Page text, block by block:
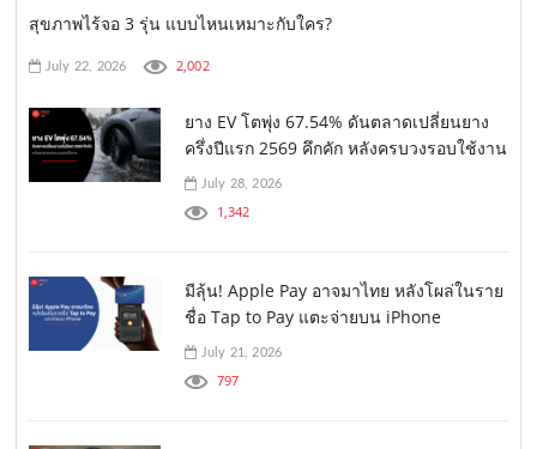
สุขภาพไร้จอ 3 รุ่น แบบไหนเหมาะกับใคร?
July 22, 2026 2,002
ยาง EV โตพุ่ง 67.54% ดันตลาดเปลี่ยนยาง
ครึ่งปีแรก 2569 คึกคัก หลังครบวงรอบใช้งาน
July 28, 2026
1,342
มีลุ้น! Apple Pay อาจมาไทย หลังโผล่ในราย
ชื่อ Tap to Pay แตะจ่ายบน iPhone
July 21, 2026
797